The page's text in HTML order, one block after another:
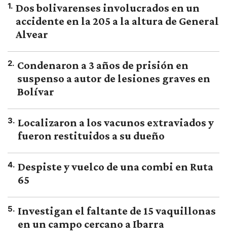
1. Dos bolivarenses involucrados en un
accidente en la 205 a la altura de General
Alvear
2. Condenaron a 3 años de prisión en
suspenso a autor de lesiones graves en
Bolívar
3. Localizaron a los vacunos extraviados y
fueron restituidos a su dueño
4. Despiste y vuelco de una combi en Ruta
65
5. Investigan el faltante de 15 vaquillonas
en un campo cercano a Ibarra